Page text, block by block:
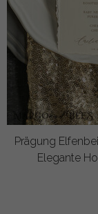
Prägung
Elegante